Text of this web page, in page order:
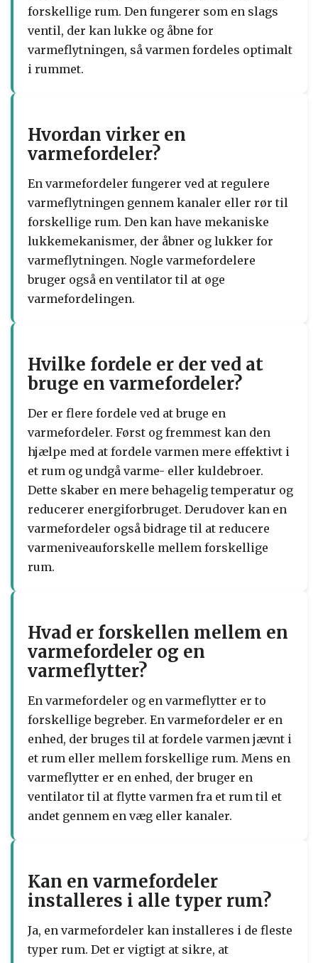
forskellige rum. Den fungerer som en slags
ventil, der kan lukke og åbne for
varmeflytningen, så varmen fordeles optimalt
i rummet.
Hvordan virker en
varmefordeler?
En varmefordeler fungerer ved at regulere
varmeflytningen gennem kanaler eller rør til
forskellige rum. Den kan have mekaniske
lukkemekanismer, der åbner og lukker for
varmeflytningen. Nogle varmefordelere
bruger også en ventilator til at øge
varmefordelingen.
Hvilke fordele er der ved at
bruge en varmefordeler?
Der er flere fordele ved at bruge en
varmefordeler. Først og fremmest kan den
hjælpe med at fordele varmen mere effektivt i
et rum og undgå varme- eller kuldebroer.
Dette skaber en mere behagelig temperatur og
reducerer energiforbruget. Derudover kan en
varmefordeler også bidrage til at reducere
varmeniveauforskelle mellem forskellige
rum.
Hvad er forskellen mellem en
varmefordeler og en
varmeflytter?
En varmefordeler og en varmeflytter er to
forskellige begreber. En varmefordeler er en
enhed, der bruges til at fordele varmen jævnt i
et rum eller mellem forskellige rum. Mens en
varmeflytter er en enhed, der bruger en
ventilator til at flytte varmen fra et rum til et
andet gennem en væg eller kanaler.
Kan en varmefordeler
installeres i alle typer rum?
Ja, en varmefordeler kan installeres i de fleste
typer rum. Det er vigtigt at sikre, at